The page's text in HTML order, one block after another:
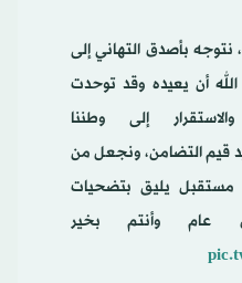
نتوجه بأصدق التهاني إلى
الله أن يعيده وقد توحدت
إلى وطننا
قيم التضامن، ونجعل من
مستقبل يليق بتضحيات
عام وأنتم بخير